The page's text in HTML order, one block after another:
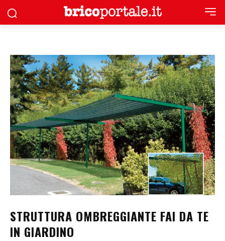
STRUTTURA OMBREGGIANTE FAI DA TE
IN GIARDINO